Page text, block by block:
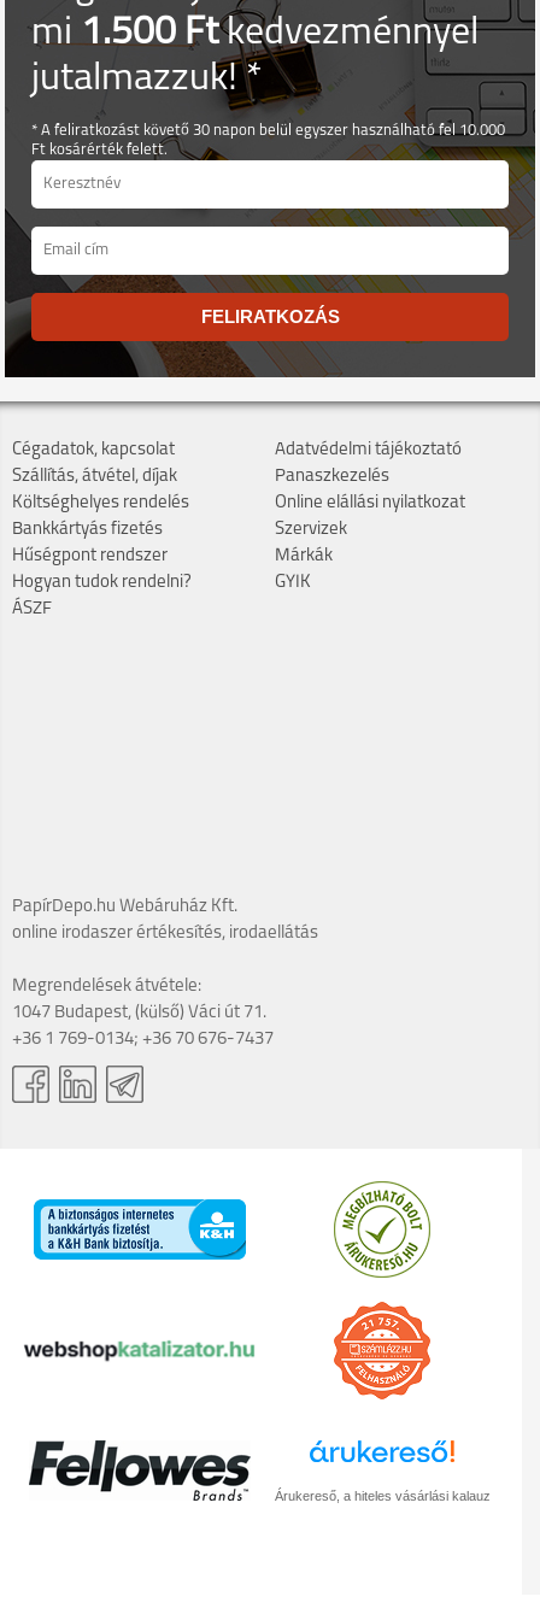
mi1.500 Ftkedvezménnyel
jutalmazzuk! *
* A feliratkozást követő 30 napon belül egyszer használható fel 10.000
Ft kosárérték felett.
FELIRATKOZÁS
Cégadatok, kapcsolat
Szállítás, átvétel, díjak
Költséghelyes rendelés
Bankkártyás fizetés
Hűségpont rendszer
Hogyan tudok rendelni?
ÁSZF
Adatvédelmi tájékoztató
Panaszkezelés
Online elállási nyilatkozat
Szervizek
Márkák
GYIK
PapírDepo.hu Webáruház Kft.
online irodaszer értékesítés, irodaellátás
Megrendelések átvétele:
1047 Budapest, (külső) Váci út 71.
+36 1 769-0134; +36 70 676-7437
Árukereső, a hiteles vásárlási kalauz